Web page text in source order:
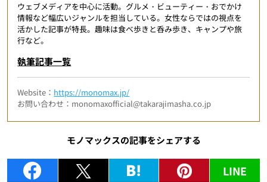
ウェブメディアを中心に活動。グルメ・ビューティー・おでかけ
情報など幅広いジャンルを担当している。女性ならではの視点を
活かした記事が特長。趣味は食べ歩きと呑み歩き、キャンプや旅
行など。
執筆記事一覧
Website： https://monomax.jp/
お問い合わせ：monomaxofficial@takarajimasha.co.jp
モノマックスの記事をシェアする
LINE